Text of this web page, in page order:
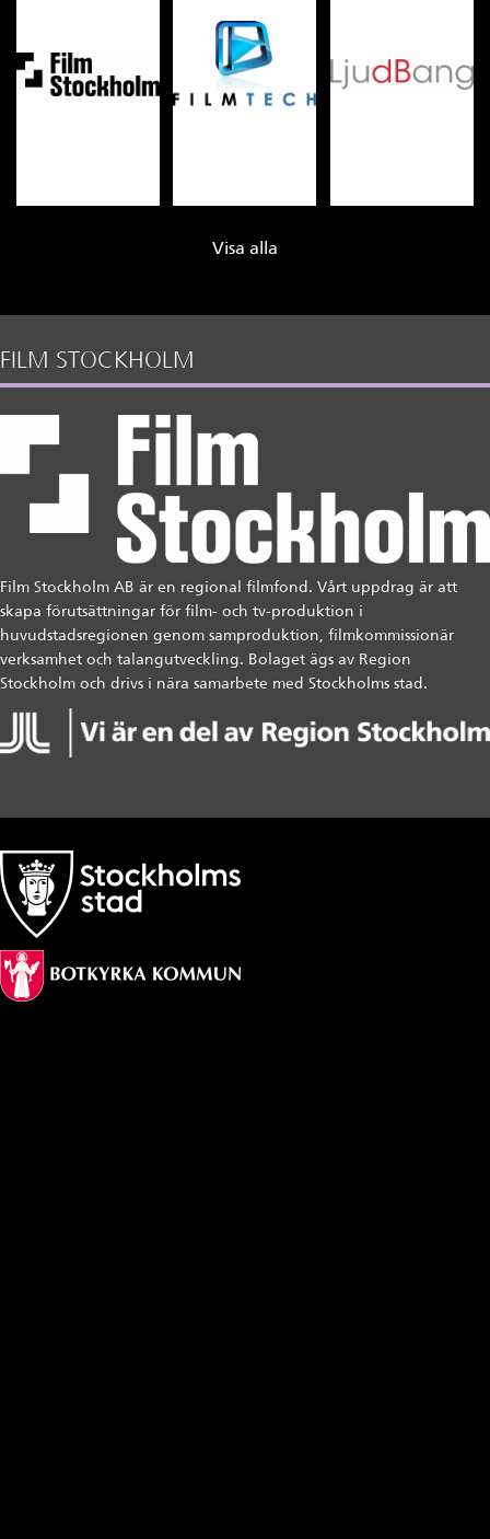
Visa alla
FILM STOCKHOLM
Film Stockholm AB är en regional filmfond. Vårt uppdrag är att
skapa förutsättningar för film- och tv-produktion i
huvudstadsregionen genom samproduktion, filmkommissionär
verksamhet och talangutveckling. Bolaget ägs av Region
Stockholm och drivs i nära samarbete med Stockholms stad.